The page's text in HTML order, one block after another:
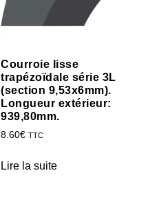
Courroie lisse
trapézoïdale série 3L
(section 9,53x6mm).
Longueur extérieur:
939,80mm.
8.60€ TTC
Lire la suite